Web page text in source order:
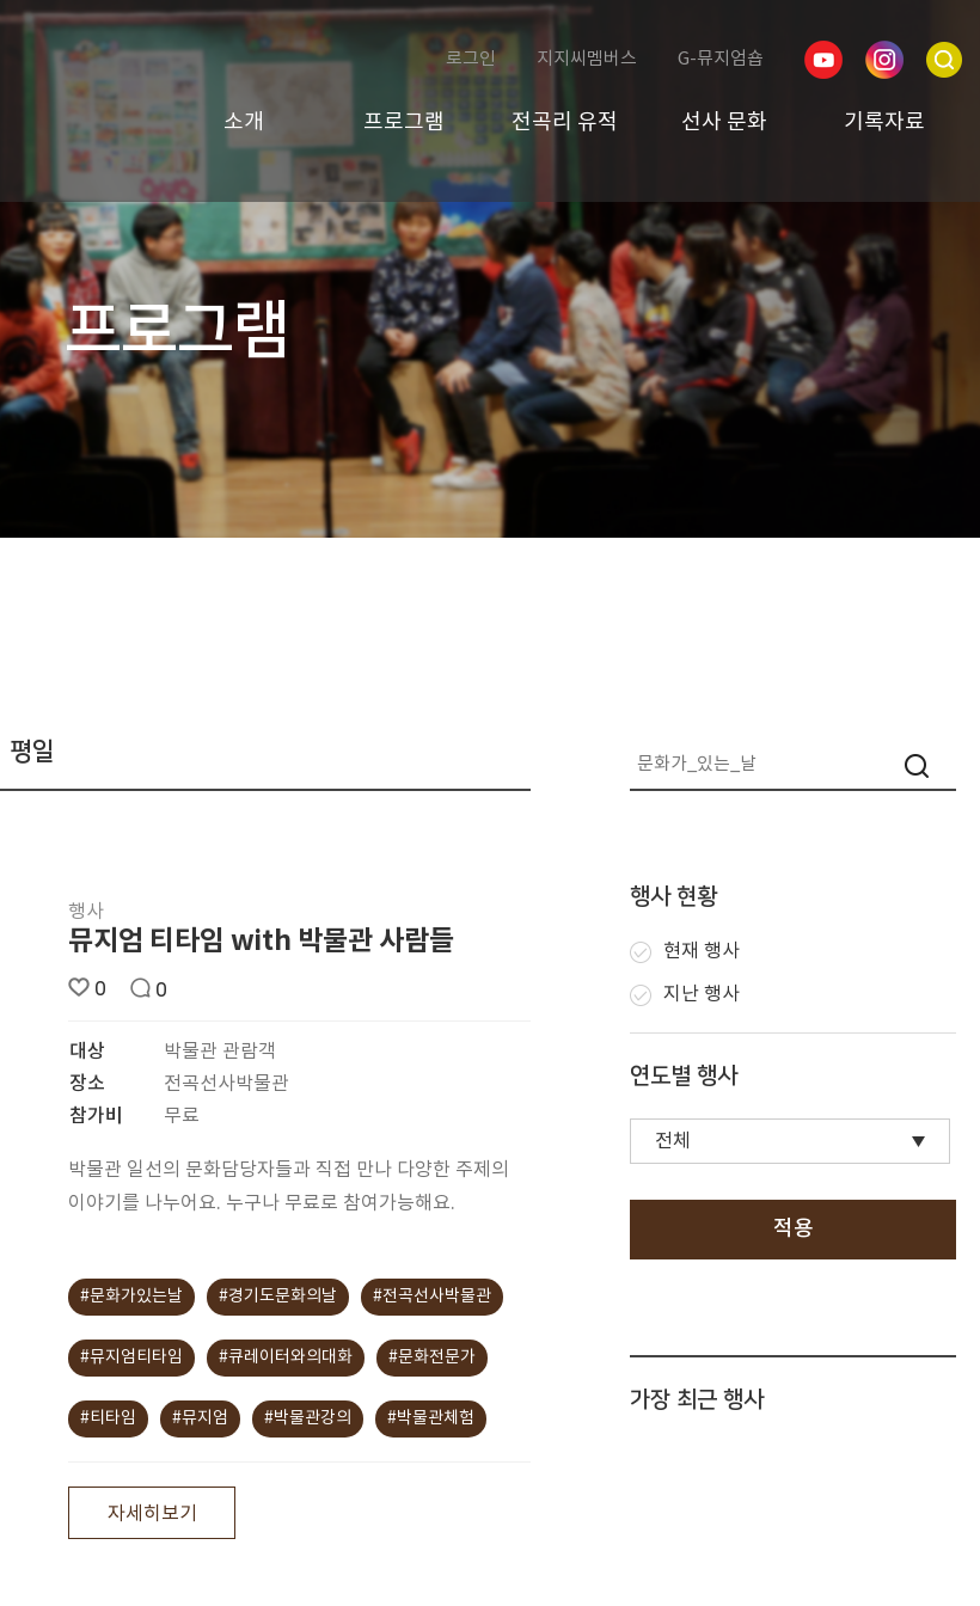
로그인 지지씨멤버스 G-뮤지엄숍
소개 프로그램 전곡리 유적 선사 문화 기록자료
프로그램
평일
행사
뮤지엄 티타임 with 박물관 사람들
0 0
대상
박물관 관람객
장소
전곡선사박물관
참가비
무료
박물관 일선의 문화담당자들과 직접 만나 다양한 주제의
이야기를 나누어요. 누구나 무료로 참여가능해요.
#문화가있는날 #경기도문화의날 #전곡선사박물관
#뮤지엄티타임 #큐레이터와의대화 #문화전문가
#티타임 #뮤지엄 #박물관강의 #박물관체험
자세히보기
행사 현황
현재 행사
지난 행사
연도별 행사
적용
가장 최근 행사